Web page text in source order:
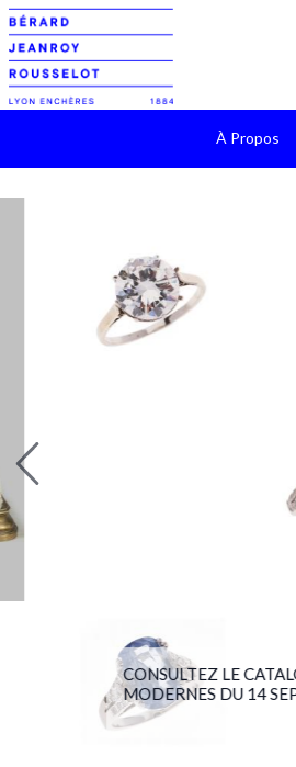
À Propos
CONSULTEZ LE
MODERNES DU 14